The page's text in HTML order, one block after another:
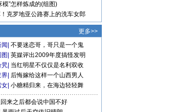
模”怎样炼成的(组图)
克罗地亚公路赛上的洗车女郎
更多>>
闻 不要迷恋哥，哥只是一个鬼
英媒评出2009年度搞怪发明
旯 当红明星不仅仅是名利双收
界 后悔嫁给这样一个山西男人
女 小糖精归来，在海边轻轻舞
来之后都会说中国不好